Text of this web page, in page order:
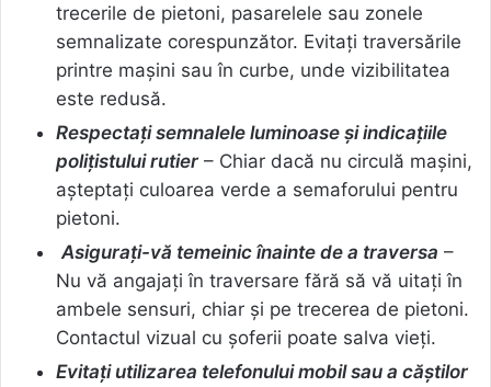
trecerile de pietoni, pasarelele sau zonele
semnalizate corespunzător. Evitați traversările
printre mașini sau în curbe, unde vizibilitatea
este redusă.
Respectați semnalele luminoase și indicațiile
polițistului rutier – Chiar dacă nu circulă mașini,
așteptați culoarea verde a semaforului pentru
pietoni.
Asigurați-vă temeinic înainte de a traversa –
Nu vă angajați în traversare fără să vă uitați în
ambele sensuri, chiar și pe trecerea de pietoni.
Contactul vizual cu șoferii poate salva vieți.
Evitați utilizarea telefonului mobil sau a căștilor